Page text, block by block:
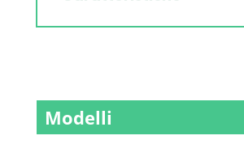
Modelli